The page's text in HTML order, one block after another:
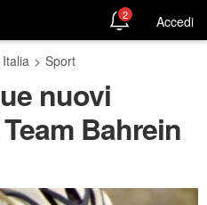
2 Accedi
> Sport
nuovi
Bahrein